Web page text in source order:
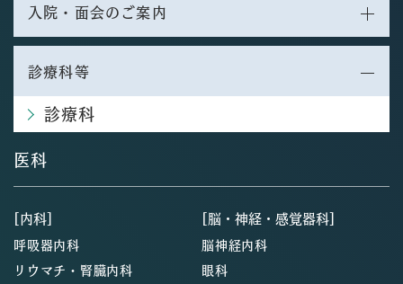
入院・面会のご案内
診療科等
診療科
医科
[内科]
呼吸器内科
リウマチ・腎臓内科
[脳・神経・感覚器科]
脳神経内科
眼科